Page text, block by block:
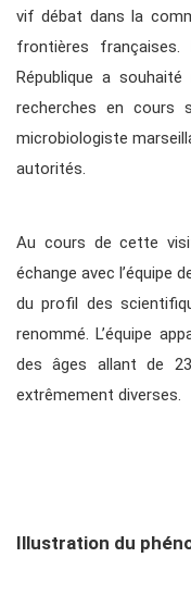
vif débat dans la
frontières
République a
recherches en cours
microbiologiste
autorités.
Au cours de cette
échange avec l’équipe
du profil des
renommé. L’équipe
des âges allant de
extrêmement diverses.
Illustration du